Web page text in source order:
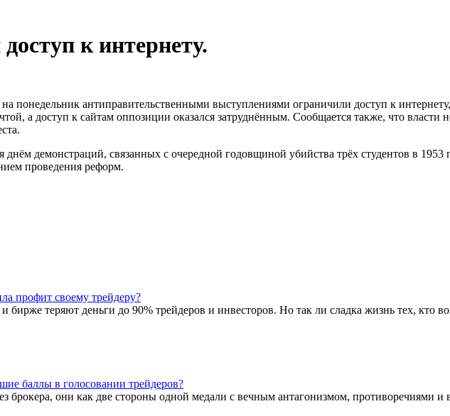
к интернету.
понедельник антиправительственными выступлениями ограничили доступ к
а доступ к сайтам оппозиции оказался затруднённым. Сообщается также, что
днём демонстраций, связанных с очередной годовщиной убийства трёх студентов в
проведения реформ.
профит своему трейдеру?
бирже теряют деньги до 90% трейдеров и инвесторов. Но так ли сладка жизнь тех, кто
баллы в голосовании трейдеров?
брокера, они как две стороны одной медали с вечным антагонизмом, противоречиями